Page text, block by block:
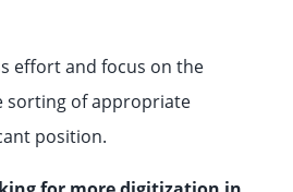
effort and focus on the
sorting of appropriate
position.